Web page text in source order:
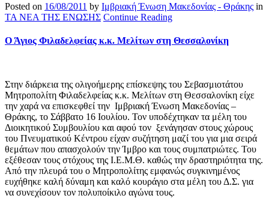
Posted on 16/08/2011 by Ιμβριακή Ένωση Μακεδονίας - Θράκης in
ΤΑ ΝΕΑ ΤΗΣ ΕΝΩΣΗΣ Continue Reading
Ο Άγιος Φιλαδελφείας κ.κ. Μελίτων στη Θεσσαλονίκη
Στην διάρκεια της ολιγοήμερης επίσκεψης του Σεβασμιοτάτου
Μητροπολίτη Φιλαδελφείας κ.κ. Μελίτων στη Θεσσαλονίκη είχε
την χαρά να επισκεφθεί την Ιμβριακή Ένωση Μακεδονίας –
Θράκης, το Σάββατο 16 Ιουλίου. Τον υποδέχτηκαν τα μέλη του
Διοικητικού Συμβουλίου και αφού τον ξενάγησαν στους χώρους
του Πνευματικού Κέντρου είχαν συζήτηση μαζί του για μια σειρά
θεμάτων που απασχολούν την Ίμβρο και τους συμπατριώτες. Του
εξέθεσαν τους στόχους της Ι.Ε.Μ.Θ. καθώς την δραστηριότητα της.
Από την πλευρά του ο Μητροπολίτης εμφανώς συγκινημένος
ευχήθηκε καλή δύναμη και καλό κουράγιο στα μέλη του Δ.Σ. για
να συνεχίσουν τον πολυποίκιλο αγώνα τους.